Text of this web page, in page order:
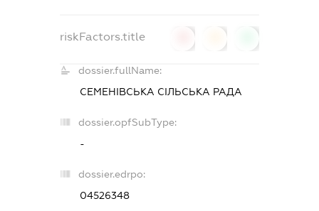
riskFactors.title
dossier.fullName:
СЕМЕНІВСЬКА СІЛЬСЬКА РАДА
dossier.opfSubType:
-
dossier.edrpo:
04526348